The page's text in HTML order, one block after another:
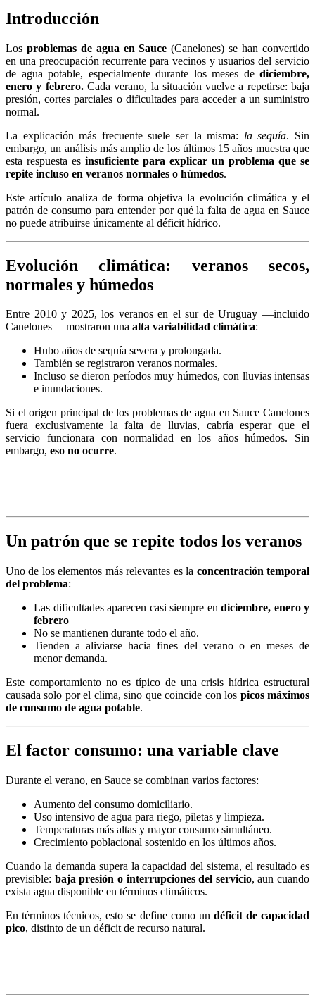
Introducción
Los problemas de agua en Sauce(Canelones) se han convertido
en una preocupación recurrente para vecinos y usuarios del servicio
de agua potable, especialmente durante los meses de diciembre,
enero y febrero.Cada verano, la situación vuelve a repetirse: baja
presión, cortes parciales o dificultades para acceder a un suministro
normal.
La explicación más frecuente suele ser la misma: la sequía. Sin
embargo, un análisis más amplio de los últimos 15 años muestra que
esta respuesta es insuficiente para explicar un problema que se
repite incluso en veranos normales o húmedos.
Este artículo analiza de forma objetiva la evolución climática y el
patrón de consumo para entender por qué la falta de agua en Sauce
no puede atribuirse únicamente al déficit hídrico.
Evolución climática: veranos secos,
normales y húmedos
Entre 2010 y 2025, los veranos en el sur de Uruguay —incluido
Canelones— mostraron una alta variabilidad climática:
Hubo años de sequía severa y prolongada.
También se registraron veranos normales.
Incluso se dieron períodos muy húmedos, con lluvias intensas
e inundaciones.
Si el origen principal de los problemas de agua en Sauce Canelones
fuera exclusivamente la falta de lluvias, cabría esperar que el
servicio funcionara con normalidad en los años húmedos. Sin
embargo, eso no ocurre.
Un patrón que se repite todos los veranos
Uno de los elementos más relevantes es la concentración temporal
del problema:
Las dificultades aparecen casi siempre en diciembre, enero y
febrero
No se mantienen durante todo el año.
Tienden a aliviarse hacia fines del verano o en meses de
menor demanda.
Este comportamiento no es típico de una crisis hídrica estructural
causada solo por el clima, sino que coincide con los picos máximos
de consumo de agua potable.
El factor consumo: una variable clave
Durante el verano, en Sauce se combinan varios factores:
Aumento del consumo domiciliario.
Uso intensivo de agua para riego, piletas y limpieza.
Temperaturas más altas y mayor consumo simultáneo.
Crecimiento poblacional sostenido en los últimos años.
Cuando la demanda supera la capacidad del sistema, el resultado es
previsible: baja presión o interrupciones del servicio, aun cuando
exista agua disponible en términos climáticos.
En términos técnicos, esto se define como un déficit de capacidad
pico, distinto de un déficit de recurso natural.